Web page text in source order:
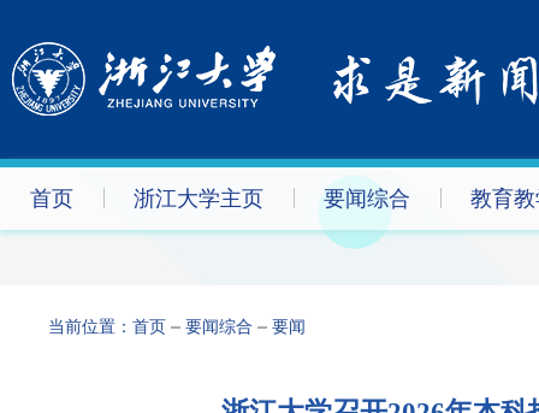
首页 浙江大学主页 要闻综合 教育
当前位置： 首页 要闻综合 要闻